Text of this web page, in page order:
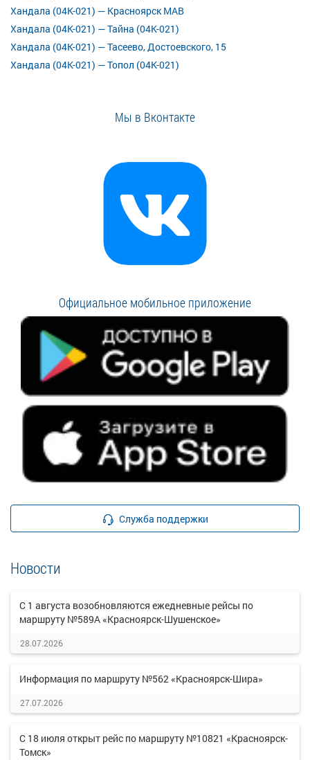
Хандала (04К-021) — Красноярск МАВ
Хандала (04К-021) — Тайна (04К-021)
Хандала (04К-021) — Тасеево, Достоевского, 15
Хандала (04К-021) — Топол (04К-021)
Мы в Вконтакте
Официальное мобильное приложение
Служба поддержки
Новости
С 1 августа возобновляются ежедневные рейсы по
маршруту №589А «Красноярск-Шушенское»
28.07.2026
Информация по маршруту №562 «Красноярск-Шира»
27.07.2026
С 18 июля открыт рейс по маршруту №10821 «Красноярск-
Томск»